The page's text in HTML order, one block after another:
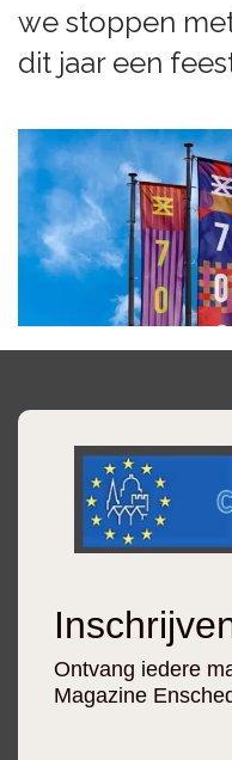
we stoppen
dit jaar een
Ontvang iedere
Magazine